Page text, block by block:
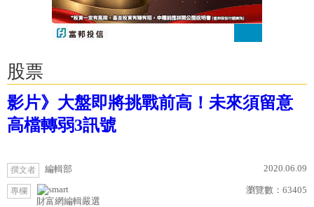
股票
影片》大盤即將挑戰前高！未來須留意
高檔轉弱3訊號
撰文者 編輯部 2020.06.09
專欄
財富網編輯嚴選
瀏覽數： 63405